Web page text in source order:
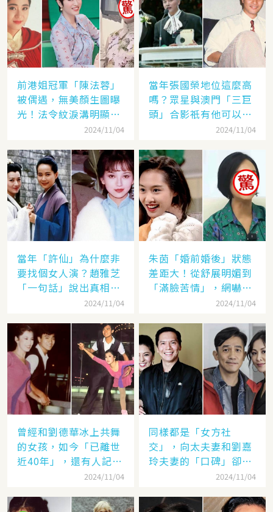
前港姐冠軍「陳法蓉」
被偶遇，無美顏生圖曝
光！法令紋淚溝明顯網
嘆：「絕世美女也會
2024/11/04
當年張國榮地位這麼高
嗎？眾星與澳門「三巨
頭」合影祇有他可以
「坐著」，而且還是C
2024/11/04
當年「許仙」為什麼非
要找個女人演？趙雅芝
「一句話」說出真相，
網友：葉童太厲害2024/11/04
朱茵「婚前婚後」狀態
差距大！從舒展明媚到
「滿臉苦情」，網嚇：
到底經歷了什麼眼里都
2024/11/04
曾經和劉德華冰上共舞
的女孩，如今「已離世
近40年」，還有人記得
2024/11/04
同樣都是「女方社
交」，向太夫妻和劉嘉
玲夫妻的「口碑」卻差
太遠：聽她們對「另一
2024/11/04